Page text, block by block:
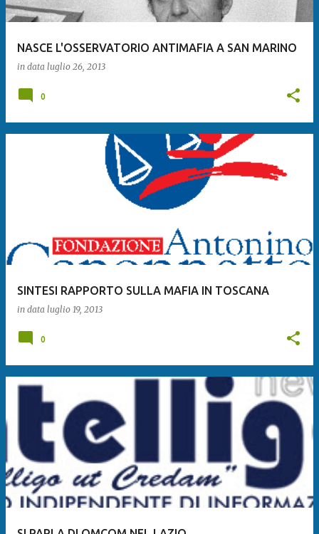
NASCE L'OSSERVATORIO ANTIMAFIA A SAN MARINO
in data luglio 26, 2013
0
SINTESI RAPPORTO SULLA MAFIA IN TOSCANA
in data luglio 19, 2013
0